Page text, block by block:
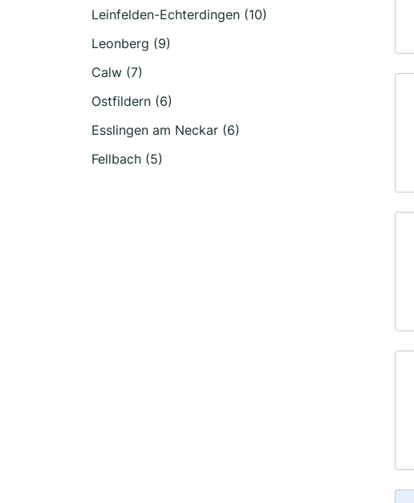
Leinfelden-Echterdingen (10)
Leonberg (9)
Calw (7)
Ostfildern (6)
Esslingen am Neckar (6)
Fellbach (5)